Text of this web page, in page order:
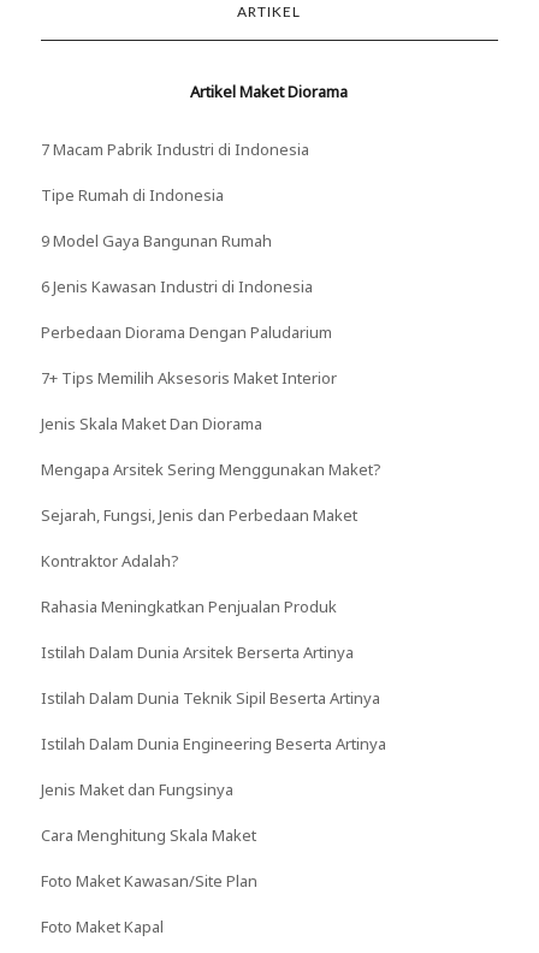
ARTIKEL
Artikel Maket Diorama
7 Macam Pabrik Industri di Indonesia
Tipe Rumah di Indonesia
9 Model Gaya Bangunan Rumah
6 Jenis Kawasan Industri di Indonesia
Perbedaan Diorama Dengan Paludarium
7+ Tips Memilih Aksesoris Maket Interior
Jenis Skala Maket Dan Diorama
Mengapa Arsitek Sering Menggunakan Maket?
Sejarah, Fungsi, Jenis dan Perbedaan Maket
Kontraktor Adalah?
Rahasia Meningkatkan Penjualan Produk
Istilah Dalam Dunia Arsitek Berserta Artinya
Istilah Dalam Dunia Teknik Sipil Beserta Artinya
Istilah Dalam Dunia Engineering Beserta Artinya
Jenis Maket dan Fungsinya
Cara Menghitung Skala Maket
Foto Maket Kawasan/Site Plan
Foto Maket Kapal